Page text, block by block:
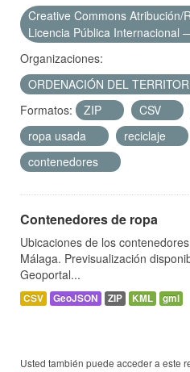
Creative Commons Atribución/
Licencia Pública Internacional
Organizaciones:
ORDENACIÓN DEL
Formatos:
ZIP CSV
ropa usada
reciclaje
contenedores
Contenedores de ropa
Ubicaciones de los
Málaga. Previsualización
Geoportal...
CSV GeoJSON ZIP KML gml
Usted también puede acceder a este